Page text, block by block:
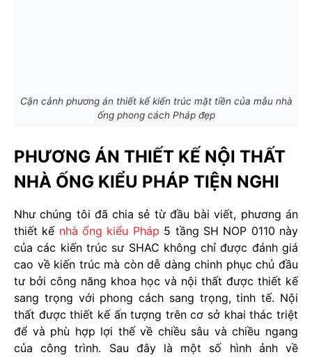
Cận cảnh phương án thiết kế kiến trúc mặt tiền của mẫu nhà
ống phong cách Pháp đẹp
PHƯƠNG ÁN THIẾT KẾ NỘI THẤT
NHÀ ỐNG KIỂU PHÁP TIỆN NGHI
Như chúng tôi đã chia sẻ từ đầu bài viết, phương án
thiết kế nhà ống kiểu Pháp 5 tầng SH NOP 0110 này
của các kiến trúc sư SHAC không chỉ được đánh giá
cao về kiến trúc mà còn dễ dàng chinh phục chủ đầu
tư bởi công năng khoa học và nội thất được thiết kế
sang trọng với phong cách sang trọng, tinh tế. Nội
thất được thiết kế ấn tượng trên cơ sở khai thác triệt
để và phù hợp lợi thế về chiều sâu và chiều ngang
của công trình. Sau đây là một số hình ảnh về